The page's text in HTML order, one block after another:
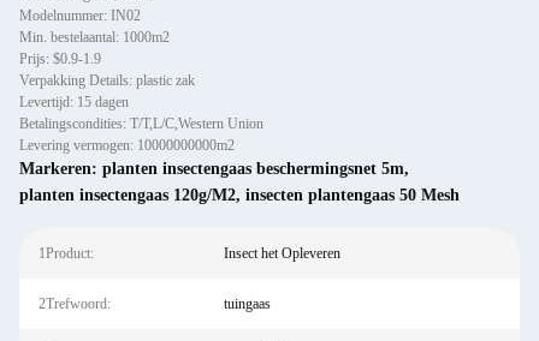
Modelnummer: IN02
Min. bestelaantal: 1000m2
Prijs: $0.9-1.9
Verpakking Details: plastic zak
Levertijd: 15 dagen
Betalingscondities: T/T,L/C,Western Union
Levering vermogen: 10000000000m2
Markeren: planten insectengaas beschermingsnet 5m,
planten insectengaas 120g/M2, insecten plantengaas 50 Mesh
1Product: Insect het Opleveren
2Trefwoord: tuingaas